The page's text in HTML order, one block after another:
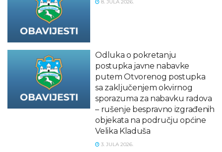
8. JULA 2026.
Odluka o pokretanju
postupka javne nabavke
putem Otvorenog postupka
sa zaključenjem okvirnog
sporazuma za nabavku radova
– rušenje bespravno izgrađenih
objekata na području općine
Velika Kladuša
3. JULA 2026.